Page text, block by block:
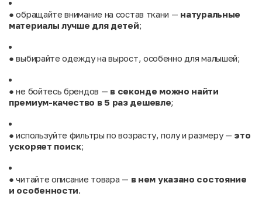
● обращайте внимание на состав ткани — натуральные
материалы лучше для детей;
● выбирайте одежду на вырост, особенно для малышей;
● не бойтесь брендов — в секонде можно найти
премиум-качество в 5 раз дешевле;
● используйте фильтры по возрасту, полу и размеру — это
ускоряет поиск;
● читайте описание товара — в нем указано состояние
и особенности.